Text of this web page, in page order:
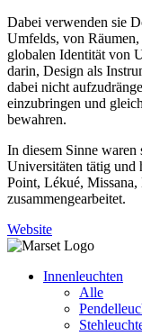
Dabei verwenden sie
Umfelds, von
globalen Identität von
darin, Design als
dabei nicht
einzubringen und
bewahren.
In diesem Sinne waren
Universitäten tätig und
Point, Lékué, Missana,
zusammengearbeitet.
Website
Innenleuchten
Alle